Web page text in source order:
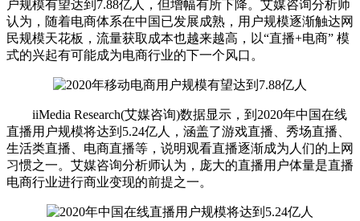
户规模有望达到7.88亿人，但增幅有所下降。艾媒咨询分析师
认为，随着电商体系在中国已发展成熟，用户规模逐渐触达网
民规模天花板，流量获取成本也越来越高，以“直播+电商” 模
式的兴起有可能成为电商行业的下一个风口。
iiMedia Research(艾媒咨询)数据显示，到2020年中国在线
直播用户规模将达到5.24亿人，涵盖了游戏直播、秀场直播、
生活类直播、电商直播等，说明观看直播逐渐成为人们的上网
习惯之一。艾媒咨询分析师认为，庞大的直播用户体量是直播
电商行业进行商业变现的前提之一。